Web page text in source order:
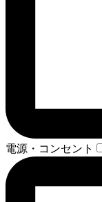
電源・コンセント